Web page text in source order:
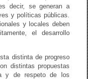
decir, se generan a
y políticas públicas.
y locales deben
el desarrollo
distinta de progreso
distintas propuestas
y de respeto de los